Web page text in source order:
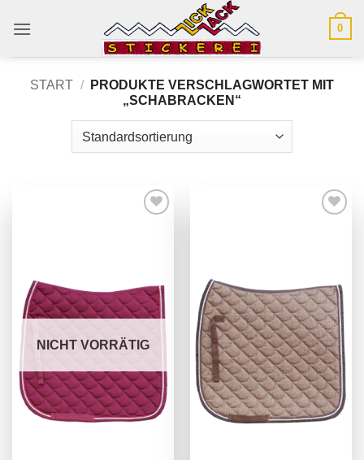
Inhalt
0
START /
PRODUKTE VERSCHLAGWORTET MIT
„SCHABRACKEN“
NICHT VORRÄTIG